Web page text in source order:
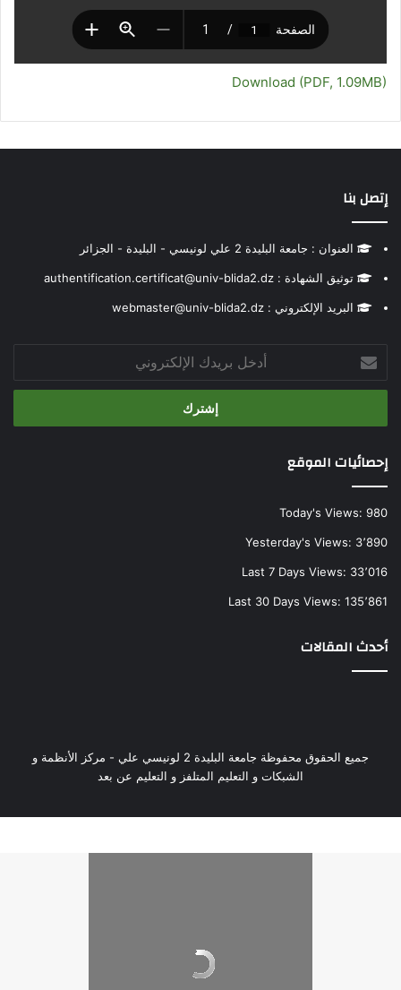
Download (PDF, 1.09MB)
إتصل بنا
العنوان : جامعة البليدة 2 علي لونيسي - البليدة - الجزائر
توثيق الشهادة : authentification.certificat@univ-blida2.dz
البريد الإلكتروني : webmaster@univ-blida2.dz
بريدك
الإلكتروني
إحصائيات الموقع
Today's Views: 980
Yesterday's Views: 3٬890
Last 7 Days Views: 33٬016
Last 30 Days Views: 135٬861
أحدث المقالات
جميع الحقوق محفوظة جامعة البليدة 2 لونيسي علي - مركز الأنظمة و
الشبكات و التعليم المتلفز و التعليم عن بعد